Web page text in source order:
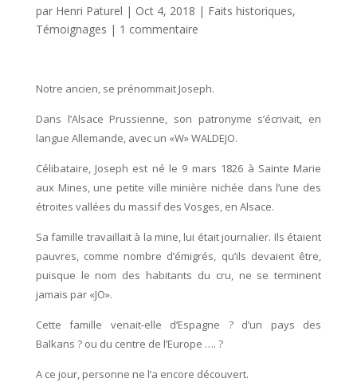
par Henri Paturel | Oct 4, 2018 | Faits historiques,
Témoignages | 1 commentaire
Notre ancien, se prénommait Joseph.
Dans l’Alsace Prussienne, son patronyme s’écrivait, en
langue Allemande, avec un «W» WALDEJO.
Célibataire, Joseph est né le 9 mars 1826 à Sainte Marie
aux Mines, une petite ville minière nichée dans l’une des
étroites vallées du massif des Vosges, en Alsace.
Sa famille travaillait à la mine, lui était journalier. Ils étaient
pauvres, comme nombre d’émigrés, qu’ils devaient être,
puisque le nom des habitants du cru, ne se terminent
jamais par «JO».
Cette famille venait-elle d’Espagne ? d’un pays des
Balkans ? ou du centre de l’Europe …. ?
A ce jour, personne ne l’a encore découvert.